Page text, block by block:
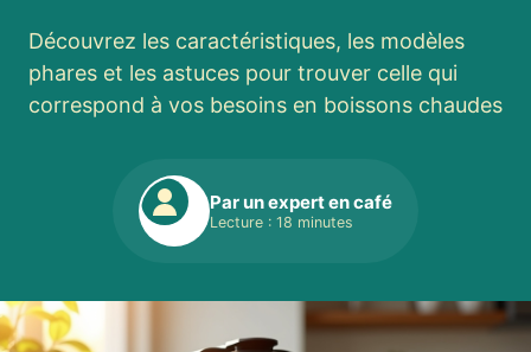
Découvrez les caractéristiques, les modèles
phares et les astuces pour trouver celle qui
correspond à vos besoins en boissons chaudes
Par un expert en café
Lecture : 18 minutes